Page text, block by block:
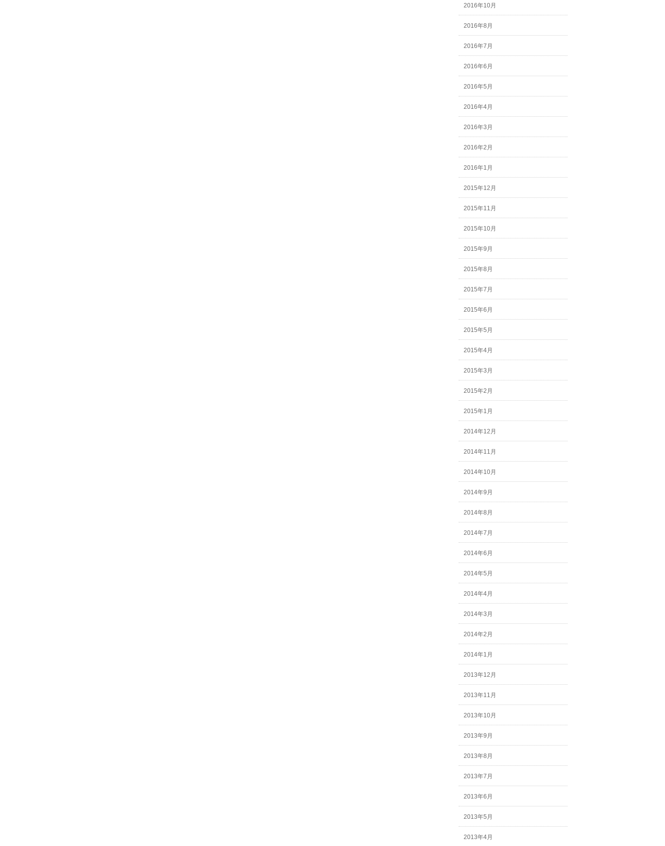
2016年10月
2016年8月
2016年7月
2016年6月
2016年5月
2016年4月
2016年3月
2016年2月
2016年1月
2015年12月
2015年11月
2015年10月
2015年9月
2015年8月
2015年7月
2015年6月
2015年5月
2015年4月
2015年3月
2015年2月
2015年1月
2014年12月
2014年11月
2014年10月
2014年9月
2014年8月
2014年7月
2014年6月
2014年5月
2014年4月
2014年3月
2014年2月
2014年1月
2013年12月
2013年11月
2013年10月
2013年9月
2013年8月
2013年7月
2013年6月
2013年5月
2013年4月